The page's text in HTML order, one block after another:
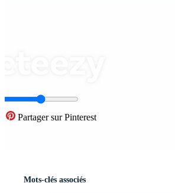
Partager sur Pinterest
Mots-clés associés